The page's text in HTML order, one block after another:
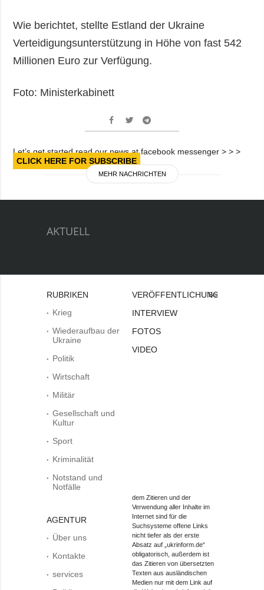
Wie berichtet, stellte Estland der Ukraine
Verteidigungsunterstützung in Höhe von fast 542
Millionen Euro zur Verfügung.
Foto: Ministerkabinett
Let’s get started read our news at facebook messenger > > >
CLICK HERE FOR SUBSCRIBE
MEHR NACHRICHTEN
AKTUELL
RUBRIKEN
Krieg
Wiederaufbau der
Ukraine
Politik
Wirtschaft
Militär
Gesellschaft und
Kultur
Sport
Kriminalität
Notstand und
Notfälle
AGENTUR
Über uns
Kontakte
services
VERÖFFENTLICHUNGEN
INTERVIEW
FOTOS
VIDEO
Bei
dem Zitieren und der
Verwendung aller Inhalte im
Internet sind für die
Suchsysteme offene Links
nicht tiefer als der erste
Absatz auf „ukrinform.de“
obligatorisch, außerdem ist
das Zitieren von übersetzten
Texten aus ausländischen
Medien nur mit dem Link auf